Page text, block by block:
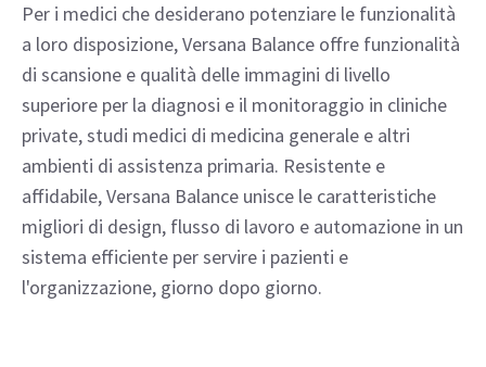
Per i medici che desiderano potenziare le funzionalità
a loro disposizione, Versana Balance offre funzionalità
di scansione e qualità delle immagini di livello
superiore per la diagnosi e il monitoraggio in cliniche
private, studi medici di medicina generale e altri
ambienti di assistenza primaria. Resistente e
affidabile, Versana Balance unisce le caratteristiche
migliori di design, flusso di lavoro e automazione in un
sistema efficiente per servire i pazienti e
l'organizzazione, giorno dopo giorno.